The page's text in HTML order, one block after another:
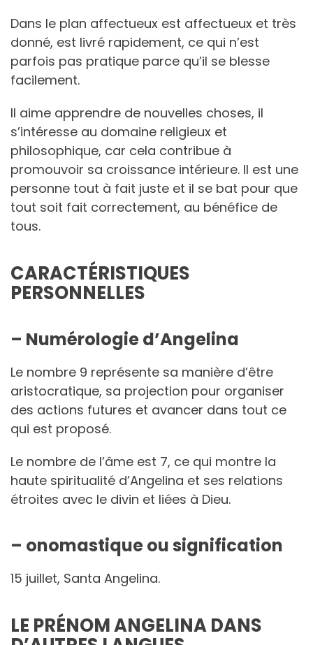
Dans le plan affectueux est affectueux et très
donné, est livré rapidement, ce qui n’est
parfois pas pratique parce qu’il se blesse
facilement.
Il aime apprendre de nouvelles choses, il
s’intéresse au domaine religieux et
philosophique, car cela contribue à
promouvoir sa croissance intérieure. Il est une
personne tout à fait juste et il se bat pour que
tout soit fait correctement, au bénéfice de
tous.
CARACTÉRISTIQUES
PERSONNELLES
– Numérologie d’Angelina
Le nombre 9 représente sa manière d’être
aristocratique, sa projection pour organiser
des actions futures et avancer dans tout ce
qui est proposé.
Le nombre de l’âme est 7, ce qui montre la
haute spiritualité d’Angelina et ses relations
étroites avec le divin et liées à Dieu.
– onomastique ou signification
15 juillet, Santa Angelina.
LE PRÉNOM ANGELINA DANS